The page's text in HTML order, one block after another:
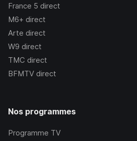
France 5 direct
M6+ direct
Arte direct
W9 direct
TMC direct
BFMTV direct
Nos programmes
Programme TV